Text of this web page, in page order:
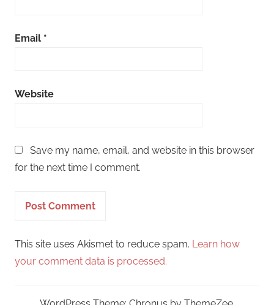
Email *
Website
Save my name, email, and website in this browser
for the next time I comment.
This site uses Akismet to reduce spam. Learn how
your comment data is processed.